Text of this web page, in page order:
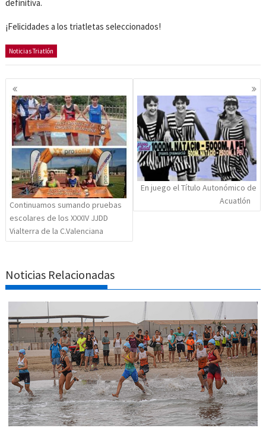
definitiva.
¡Felicidades a los triatletas seleccionados!
Noticias Triatlón
Navegación
de
entradas
Continuamos sumando pruebas
escolares de los XXXIV JJDD
Vialterra de la C.Valenciana
En juego el Título Autonómico de
Acuatlón
Noticias Relacionadas